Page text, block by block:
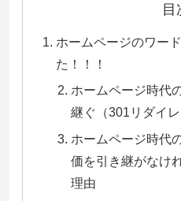
目
ホームページのワー
た！！！
ホームページ時代
継ぐ（301リダイレ
ホームページ時代
価を引き継がなけ
理由